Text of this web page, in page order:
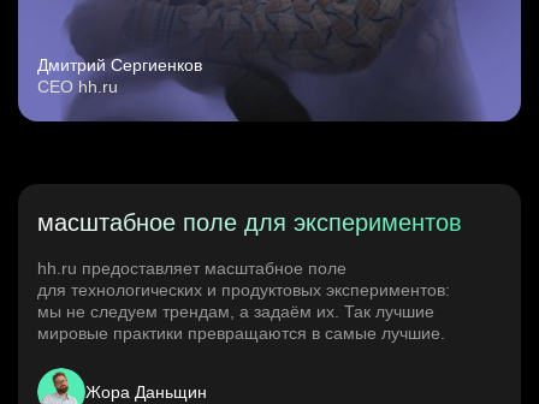
Дмитрий Сергиенков
CEO hh.ru
масштабное поле для экспериментов
hh.ru предоставляет масштабное поле
для технологических и продуктовых экспериментов:
мы не следуем трендам, а задаём их. Так лучшие
мировые практики превращаются в самые лучшие.
Жора Даньщин